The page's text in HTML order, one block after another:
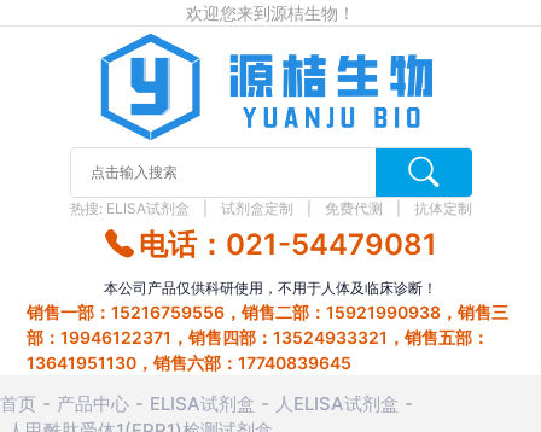
欢迎您来到源桔生物！
热搜: ELISA试剂盒 试剂盒定制 免费代测 抗体定制
电话：021-54479081
本公司产品仅供科研使用，不用于人体及临床诊断！
销售一部：15216759556，销售二部：15921990938，销售三
部：19946122371，销售四部：13524933321，销售五部：
13641951130，销售六部：17740839645
首页 产品中心 ELISA试剂盒
人ELISA试剂盒